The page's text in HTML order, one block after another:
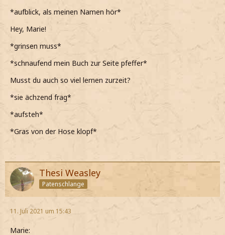
*aufblick, als meinen Namen hör*
Hey, Marie!
*grinsen muss*
*schnaufend mein Buch zur Seite pfeffer*
Musst du auch so viel lernen zurzeit?
*sie ächzend frag*
*aufsteh*
*Gras von der Hose klopf*
Thesi Weasley
Patenschlange
11. Juli 2021 um 15:43
Marie: